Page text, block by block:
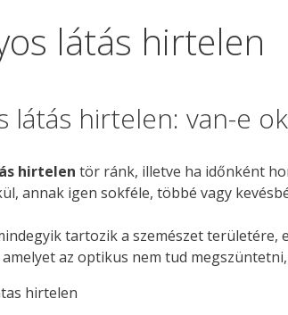
látás hirtelen
látás hirtelen: van-e
hirtelen tör ránk, illetve ha időnként
annak igen sokféle, többé vagy
tartozik a szemészet területére,
az optikus nem tud